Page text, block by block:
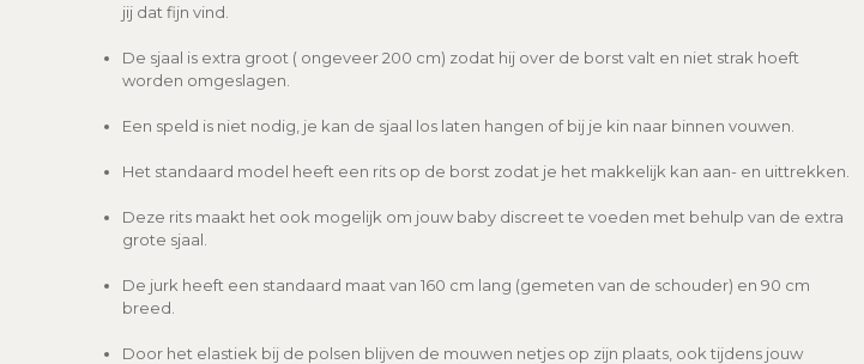
jij dat fijn vind.
De sjaal is extra groot ( ongeveer 200 cm) zodat hij over de borst valt en niet strak hoeft
worden omgeslagen.
Een speld is niet nodig, je kan de sjaal los laten hangen of bij je kin naar binnen vouwen.
Het standaard model heeft een rits op de borst zodat je het makkelijk kan aan- en uittrekken.
Deze rits maakt het ook mogelijk om jouw baby discreet te voeden met behulp van de extra
grote sjaal.
De jurk heeft een standaard maat van 160 cm lang (gemeten van de schouder) en 90 cm
breed.
Door het elastiek bij de polsen blijven de mouwen netjes op zijn plaats, ook tijdens jouw